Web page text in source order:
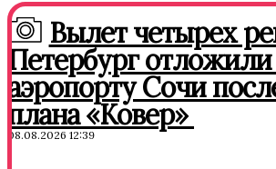
Вылет четырех
Петербург отложили
аэропорту Сочи
плана «Ковер»
08.08.2026 12:39